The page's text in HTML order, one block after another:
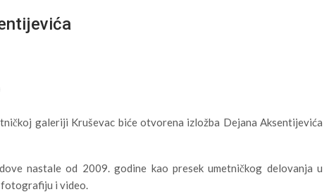
galeriji Kruševac biće otvorena izložba Dejana Aksentijevića
nastale od 2009. godine kao presek umetničkog delovanja u
fotografiju i video.